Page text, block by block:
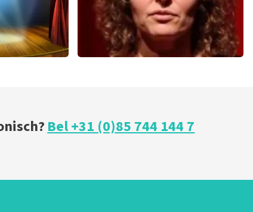
Bel +31 (0)85 744 144 7